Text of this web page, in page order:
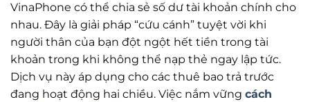
VinaPhone có thể chia sẻ số dư tài khoản chính cho
nhau. Đây là giải pháp “cứu cánh” tuyệt vời khi
người thân của bạn đột ngột hết tiền trong tài
khoản trong khi không thể nạp thẻ ngay lập tức.
Dịch vụ này áp dụng cho các thuê bao trả trước
đang hoạt động hai chiều. Việc nắm vững cách